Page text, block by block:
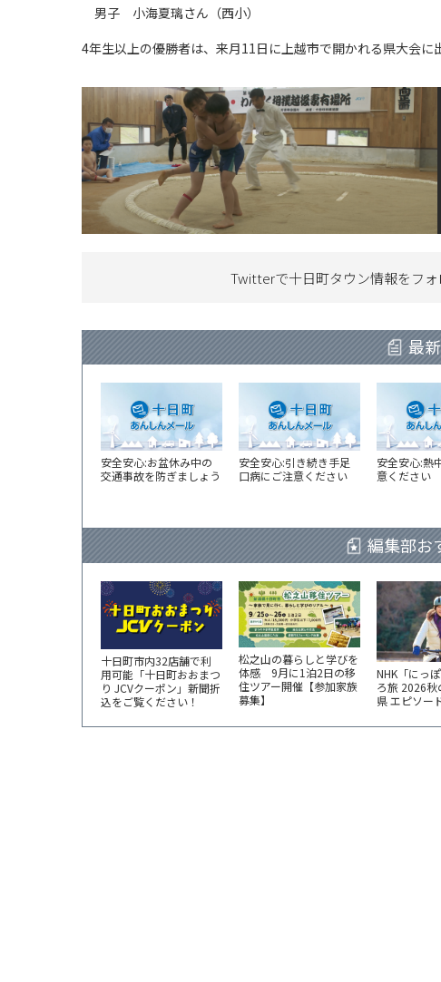
男子 小海夏璃さん（西小）
4年生以上の優勝者は、来月11日に上越市で開かれる県大会に
Twitterで十日町タウン情報をフ
最
安全安心:お盆休み中の
交通事故を防ぎましょう
安全安心:引き続き手足
口病にご注意ください
安全安心:熱
意ください
編集部お
十日町市内32店舗で利
用可能「十日町おおまつ
り JCVクーポン」新聞折
込をご覧ください！
松之山の暮らしと学びを
体感 9月に1泊2日の移
住ツアー開催【参加家族
募集】
NHK「にっ
ろ旅 2026秋
県 エピソー